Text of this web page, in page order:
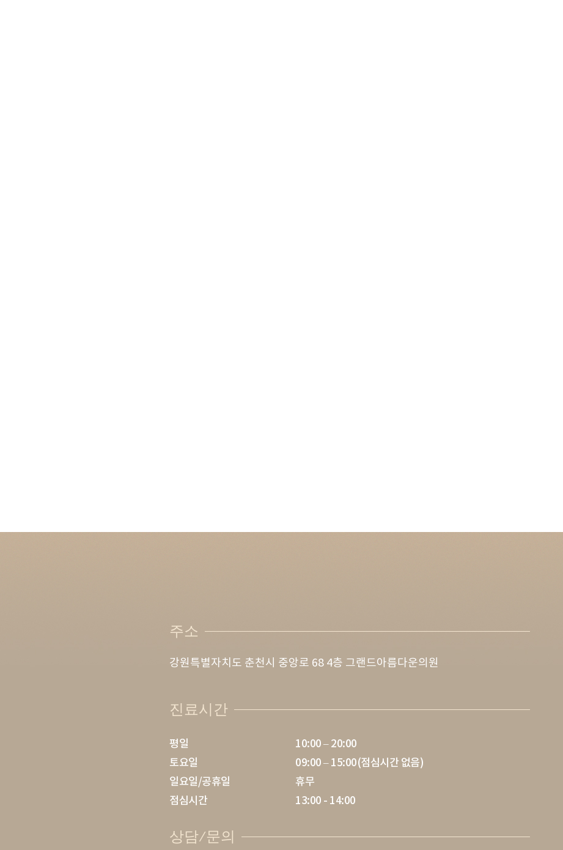
주소
강원특별자치도 춘천시 중앙로 68 4층 그랜드아름다운의원
진료시간
평일
토요일
일요일/공휴일
점심시간
10:00 – 20:00
09:00 – 15:00(점심시간 없음)
휴무
13:00 - 14:00
상담/문의